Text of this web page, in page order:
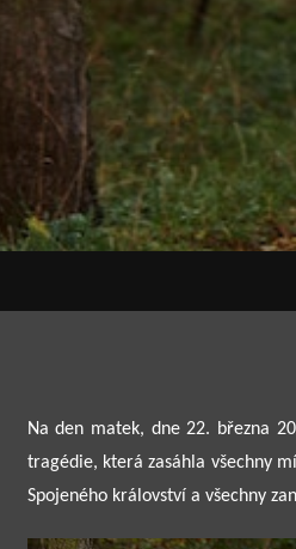
Na den matek, dne 22. března
tragédie, která zasáhla všechny
Spojeného království a všechny